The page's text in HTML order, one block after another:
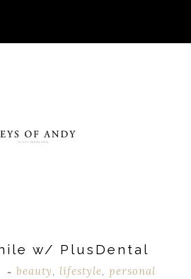
w/ PlusDental
~ beauty lifestyle personal